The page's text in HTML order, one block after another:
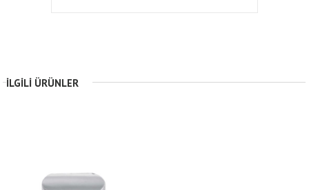
İLGILI ÜRÜNLER